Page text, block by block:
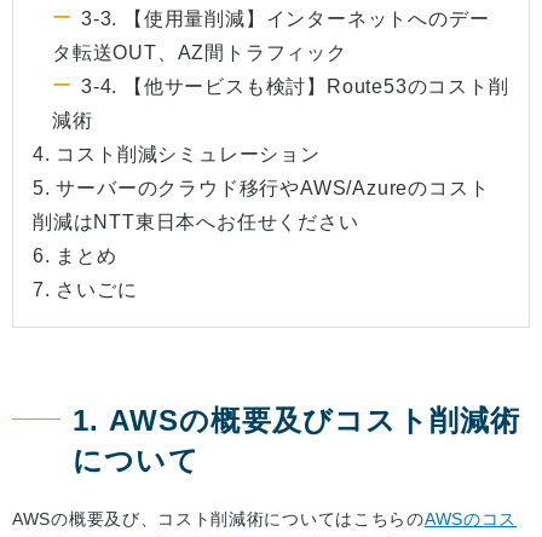
3-3. 【使用量削減】インターネットへのデー
タ転送OUT、AZ間トラフィック
3-4. 【他サービスも検討】Route53のコスト削
減術
4. コスト削減シミュレーション
5. サーバーのクラウド移行やAWS/Azureのコスト
削減はNTT東日本へお任せください
6. まとめ
7. さいごに
1. AWSの概要及びコスト削減術
について
AWSの概要及び、コスト削減術についてはこちらのAWSのコス